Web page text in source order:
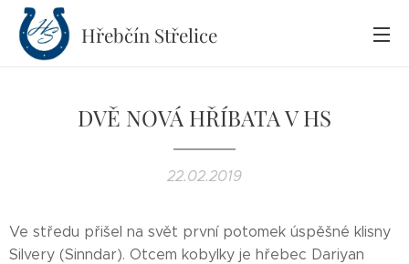
Hřebčín Střelice
DVĚ NOVÁ HŘÍBATA V HS
22.02.2019
Ve středu přišel na svět první potomek úspěšné klisny
Silvery (Sinndar). Otcem kobylky je hřebec Dariyan